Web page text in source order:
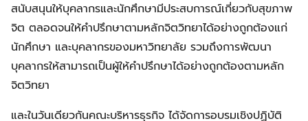
สนับสนุนให้บุคลากรและนักศึกษามีประสบการณ์เกี่ยวกับสุขภาพ
จิต ตลอดจนให้คำปรึกษาตามหลักจิตวิทยาได้อย่างถูกต้องแก่
นักศึกษา และบุคลากรของมหาวิทยาลัย รวมถึงการพัฒนา
บุคลากรให้สามารถเป็นผู้ให้คำปรึกษาได้อย่างถูกต้องตามหลัก
จิตวิทยา
และในวันเดียวกันคณะบริหารธุรกิจ ได้จัดการอบรมเชิงปฏิบัติ